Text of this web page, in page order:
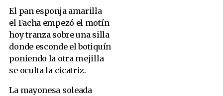
El pan esponja amarilla
el Facha empezó el motín
hoy tranza sobre una silla
donde esconde el botiquín
poniendo la otra mejilla
se oculta la cicatriz.
La mayonesa soleada